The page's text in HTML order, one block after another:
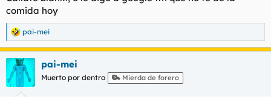
para quién pueda servir o quiera contribuir o aportar o colgar
fotos de putas tetudas meditando.
comida hoy
R
e
a
c
c
i
pai-mei
pai-mei
Muerto por dentro Mierda de forero